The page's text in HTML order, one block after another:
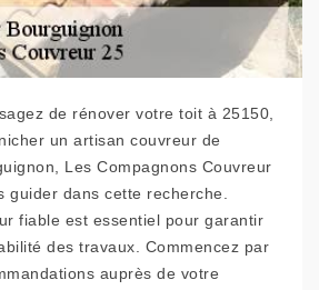
de rénover votre toit à 25150,
un artisan couvreur de
Les Compagnons Couvreur
guider dans cette recherche.
fiable est essentiel pour garantir
des travaux. Commencez par
auprès de votre